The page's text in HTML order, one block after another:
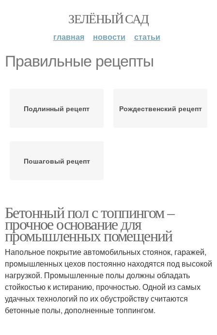
ЗЕЛЁНЫЙ САД
главная новости статьи
Правильные рецепты
Подлинный рецепт Рождественский рецепт
Пошаговый рецепт
Бетонный пол с топпингом –
прочное основание для
промышленных помещений
Напольное покрытие автомобильных стоянок, гаражей,
промышленных цехов постоянно находятся под высокой
нагрузкой. Промышленные полы должны обладать
стойкостью к истиранию, прочностью. Одной из самых
удачных технологий по их обустройству считаются
бетонные полы, дополненные топпингом.